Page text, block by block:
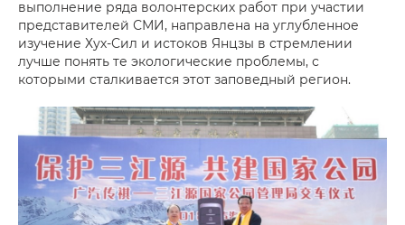
выполнение ряда волонтерских работ при участии
представителей СМИ, направлена на углубленное
изучение Хух-Сил и истоков Янцзы в стремлении
лучше понять те экологические проблемы, с
которыми сталкивается этот заповедный регион.